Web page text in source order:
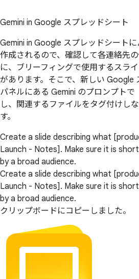
Gemini in Google スプレッドシート
Gemini in Google スプレッドシート
作成されるので、確認して各連絡先
に、ブリーフィングで使用するスラ
があります。そこで、新しい Google
パネルにある Gemini のプロンプトで
し、関連するファイルをタグ付けし
す。
Create a slide describing what
Launch - Notes]. Make sure it is
by a broad audience.
Create a slide describing what
Launch - Notes]. Make sure it is
by a broad audience.
クリップボードにコピーしました。